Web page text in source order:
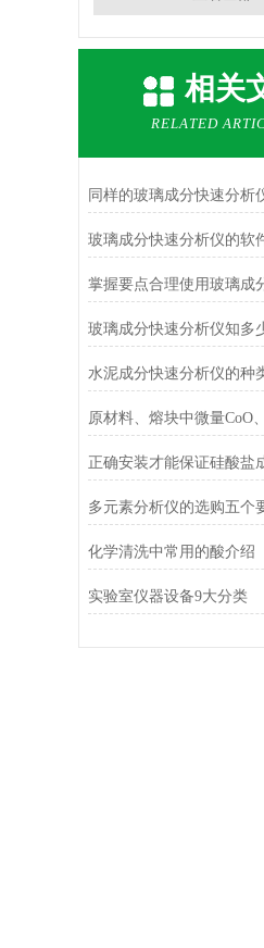
相关
RELATED
掌握要点合理使用玻璃成
玻璃成分快速分析仪知多
原材料、熔块中微量CoO
多元素分析仪的选购五个
化学清洗中常用的酸介绍
实验室仪器设备9大分类